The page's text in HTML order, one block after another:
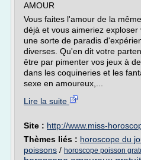
AMOUR
Vous faites l'amour de la
déjà et vous aimeriez
une sorte de paradis
diverses. Qu'en dit votre
être par pimenter vos jeux à
dans les coquineries et les
sexe en amoureux,...
Lire la suite
Site : http://www.miss-
Thèmes liés : horoscope du
poissons / horoscope poisson